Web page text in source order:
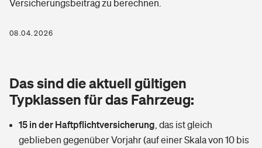
Rentenrechner: Wie viel Geld bekomme ich im Alter?
Wer versichert was: Jetzt Versicherer finden
Photovoltaik
Wärmepumpen versichern
Vermieterrrechtsschutz
Mietkautionsversicherung
Kinderunfall­ver­si­che­rung
Reiseversicherung
Private Krankenversicherung
Tierkrankenversicherung
Zur Übersicht
Versicherungsbeitrag zu berechnen.
08.04.2026
Das sind die aktuell gültigen
Typklassen für das Fahrzeug:
15 in der Haftpflichtversicherung das ist gleich
geblieben gegenüber Vorjahr (auf einer Skala von 10 bis